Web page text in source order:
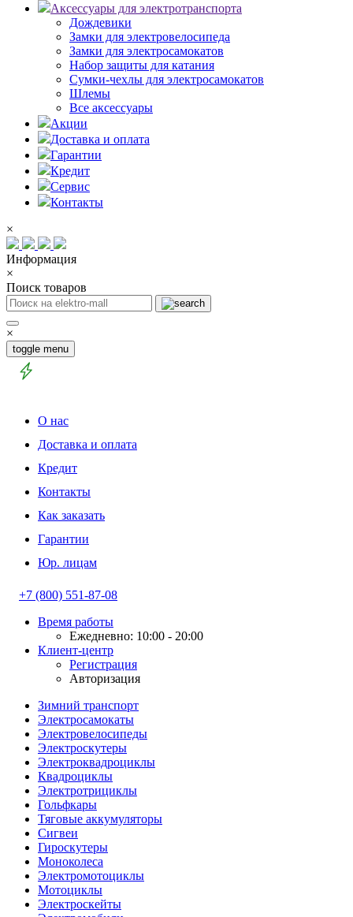
Аксессуары для электротранспорта
Дождевики
Замки для электровелосипеда
Замки для электросамокатов
Набор защиты для катания
Сумки-чехлы для электросамокатов
Шлемы
Все аксессуары
Акции
Доставка и оплата
Гарантии
Кредит
Сервис
Контакты
×
Информация
×
Поиск товаров
×
toggle menu
О нас
Доставка и оплата
Кредит
Контакты
Как заказать
Гарантии
Юр. лицам
+7 (800) 551-87-08
Время работы
Ежедневно: 10:00 - 20:00
Клиент-центр
Регистрация
Авторизация
Зимний транспорт
Электросамокаты
Электровелосипеды
Электроскутеры
Электроквадроциклы
Квадроциклы
Электротрициклы
Гольфкары
Тяговые аккумуляторы
Сигвеи
Гироскутеры
Моноколеса
Электромотоциклы
Мотоциклы
Электроскейты